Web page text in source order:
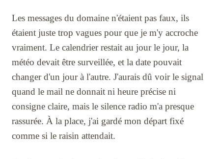
Les messages du domaine n'étaient pas faux, ils
étaient juste trop vagues pour que je m'y accroche
vraiment. Le calendrier restait au jour le jour, la
météo devait être surveillée, et la date pouvait
changer d'un jour à l'autre. J'aurais dû voir le signal
quand le mail ne donnait ni heure précise ni
consigne claire, mais le silence radio m'a presque
rassurée. À la place, j'ai gardé mon départ fixé
comme si le raisin attendait.